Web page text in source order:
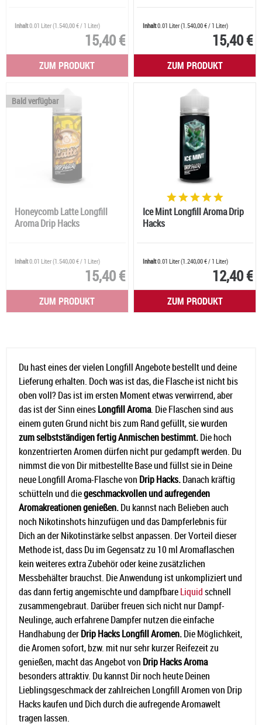
Inhalt0.01 Liter(1.540,00 €/ 1 Liter)
15,40 €
ZUM PRODUKT
Inhalt0.01 Liter(1.540,00 €/ 1 Liter)
15,40 €
ZUM PRODUKT
Bald verfügbar
Honeycomb Latte Longfill
Aroma Drip Hacks
Inhalt0.01 Liter(1.540,00 €/ 1 Liter)
15,40 €
ZUM PRODUKT
Ice Mint Longfill Aroma Drip
Hacks
Inhalt0.01 Liter(1.240,00 €/ 1 Liter)
12,40 €
ZUM PRODUKT
Du hast eines der vielen Longfill Angebote bestellt und deine
Lieferung erhalten. Doch was ist das, die Flasche ist nicht bis
oben voll? Das ist im ersten Moment etwas verwirrend, aber
das ist der Sinn einesLongfill Aroma. Die Flaschen sind aus
einem guten Grund nicht bis zum Rand gefüllt, sie wurden
zum selbstständigen fertig Anmischen bestimmt.Die hoch
konzentrierten Aromen dürfen nicht pur gedampft werden. Du
nimmst die von Dir mitbestellte Base und füllst sie in Deine
neue Longfill Aroma-Flasche von Drip Hacks.Danach kräftig
schütteln und diegeschmackvollen und aufregenden
Aromakreationen genießen.Du kannst nach Belieben auch
noch Nikotinshots hinzufügen und das Dampferlebnis für
Dich an der Nikotinstärke selbst anpassen. Der Vorteil dieser
Methode ist, dass Du im Gegensatz zu 10 ml Aromaflaschen
kein weiteres extra Zubehör oder keine zusätzlichen
Messbehälter brauchst. Die Anwendung ist unkompliziert und
das dann fertig angemischte und dampfbareLiquidschnell
zusammengebraut. Darüber freuen sich nicht nur Dampf-
Neulinge, auch erfahrene Dampfer nutzen die einfache
Handhabung derDrip Hacks Longfill Aromen.Die Möglichkeit,
die Aromen sofort, bzw. mit nur sehr kurzer Reifezeit zu
genießen, macht das Angebot von Drip Hacks Aroma
besonders attraktiv. Du kannst Dir noch heute Deinen
Lieblingsgeschmack der zahlreichen Longfill Aromen von Drip
Hacks kaufen und Dich durch die aufregende Aromawelt
tragen lassen.